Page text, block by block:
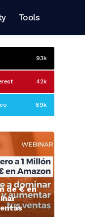
Tools
93k
42k
89k
de € en